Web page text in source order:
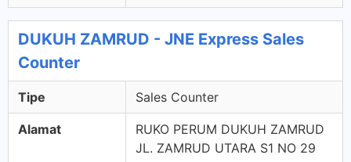
DUKUH ZAMRUD - JNE Express Sales
Counter
Tipe Sales Counter
Alamat
RUKO PERUM DUKUH ZAMRUD
JL. ZAMRUD UTARA S1 NO 29